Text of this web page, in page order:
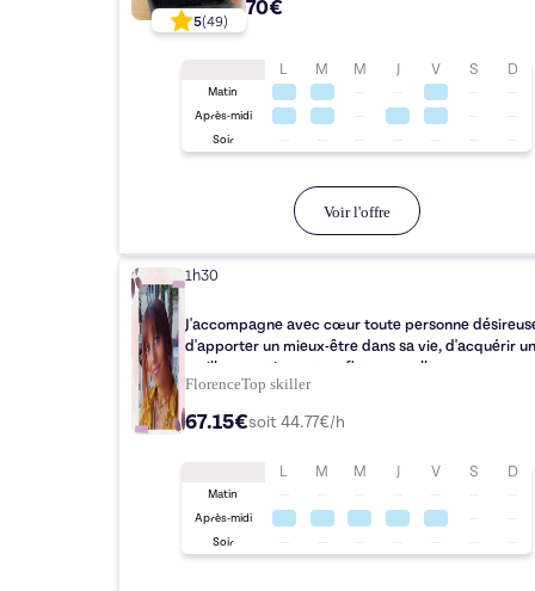
5(49)
70€
L M M J V S D
Matin
Après-midi
Soir
Voir l'offre
1h30
J'accompagne avec cœur toute personne
d'apporter un mieux-être dans sa vie, d'acquérir
meilleure estime et confiance en elle.
FlorenceTop skiller
67.15€soit 44.77€/h
L M M J V S D
Matin
Après-midi
Soir